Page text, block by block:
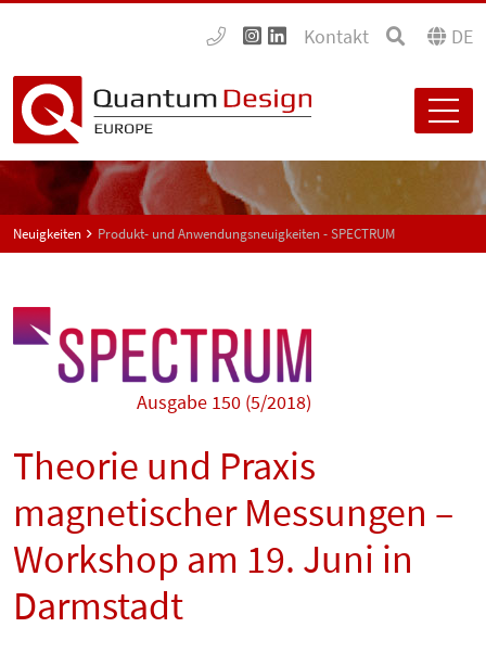
Kontakt DE
Neuigkeiten Produkt- und Anwendungsneuigkeiten - SPECTRUM
Ausgabe 150 (5/2018)
Theorie und Praxis
magnetischer Messungen –
Workshop am 19. Juni in
Darmstadt